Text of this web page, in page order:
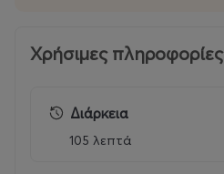
Χρήσιμες πληροφορίες
Διάρκεια
105 λεπτά